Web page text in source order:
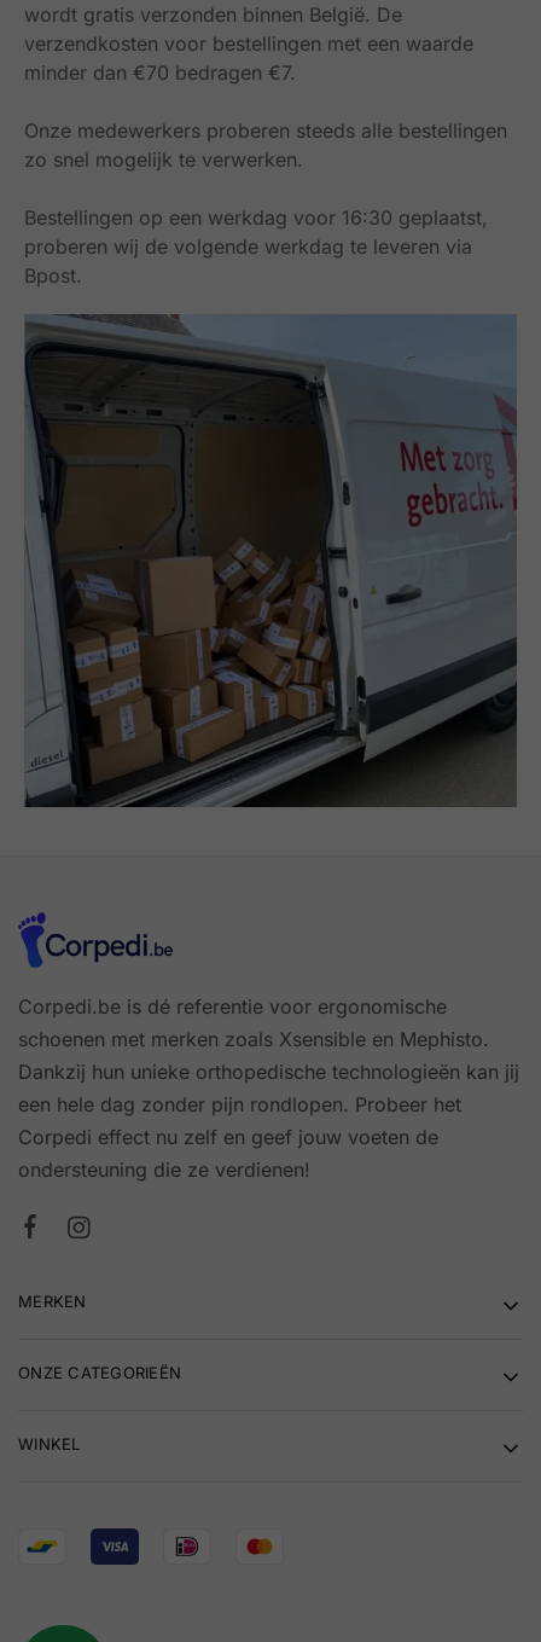
wordt gratis verzonden binnen België. De
verzendkosten voor bestellingen met een waarde
minder dan €70 bedragen €7.
Onze medewerkers proberen steeds alle bestellingen
zo snel mogelijk te verwerken.
Bestellingen op een werkdag voor 16:30 geplaatst,
proberen wij de volgende werkdag te leveren via
Bpost.
Corpedi.be is dé referentie voor ergonomische
schoenen met merken zoals Xsensible en Mephisto.
Dankzij hun unieke orthopedische technologieën kan jij
een hele dag zonder pijn rondlopen. Probeer het
Corpedi effect nu zelf en geef jouw voeten de
ondersteuning die ze verdienen!
MERKEN
ONZE CATEGORIEËN
WINKEL